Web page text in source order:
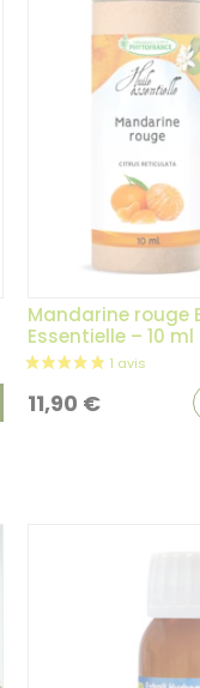
Mandarine rouge
Essentielle – 10 ml
11,90 €